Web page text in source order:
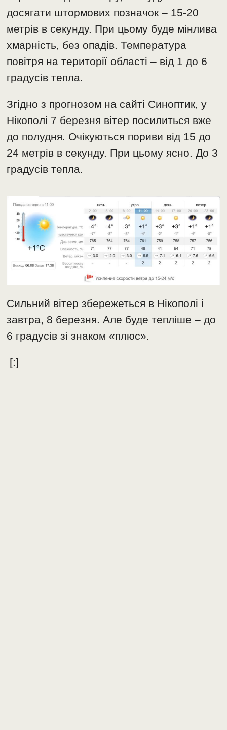
досягати штормових позначок – 15-20
метрів в секунду. При цьому буде мінлива
хмарність, без опадів. Температура
повітря на території області – від 1 до 6
градусів тепла.
Згідно з прогнозом на сайті Синоптик, у
Нікополі 7 березня вітер посилиться вже
до полудня. Очікуються пориви від 15 до
24 метрів в секунду. При цьому ясно. До 3
градусів тепла.
Сильний вітер збережеться в Нікополі і
завтра, 8 березня. Але буде тепліше – до
6 градусів зі знаком «плюс».
[:]